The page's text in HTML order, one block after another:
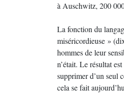
à Auschwitz, 200
La fonction du
miséricordieuse »
hommes de leur
n’était. Le résultat
supprimer d’un seul
cela se fait